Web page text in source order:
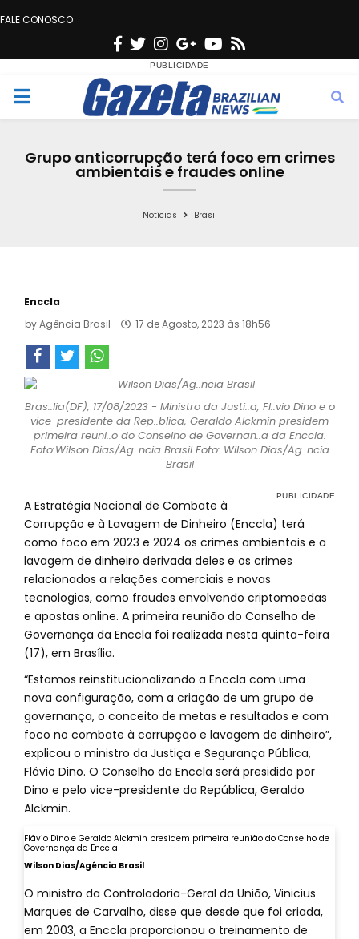
FALE CONOSCO
F
c
e
o
T
w
i
t
e
n
s
t
g
r
a
G
o
o
g
e
Y
u
t
b
s
M
Grupo anticorrupção terá foco em crimes
ambientais e fraudes online
Notícias Brasil
Enccla
byAgência Brasil 17 de Agosto, 2023 às 18h56
Bras..lia(DF), 17/08/2023 - Ministro da Justi..a, Fl..vio Dino e o
vice-presidente da Rep..blica, Geraldo Alckmin presidem
primeira reuni..o do Conselho de Governan..a da Enccla.
Foto:Wilson Dias/Ag..ncia Brasil Foto: Wilson Dias/Ag..ncia
Brasil
A Estratégia Nacional de Combate à
Corrupção e à Lavagem de Dinheiro (Enccla) terá
como foco em 2023 e 2024 os crimes ambientais e a
lavagem de dinheiro derivada deles e os crimes
relacionados a relações comerciais e novas
tecnologias, como fraudes envolvendo criptomoedas
e apostas online. A primeira reunião do Conselho de
Governança da Enccla foi realizada nesta quinta-feira
(17), em Brasília.
“Estamos reinstitucionalizando a Enccla com uma
nova configuração, com a criação de um grupo de
governança, o conceito de metas e resultados e com
foco no combate à corrupção e lavagem de dinheiro”,
explicou o ministro da Justiça e Segurança Pública,
Flávio Dino. O Conselho da Enccla será presidido por
Dino e pelo vice-presidente da República, Geraldo
Alckmin.
Flávio Dino e Geraldo Alckmin presidem primeira reunião do Conselho de
Governança da Enccla -
Wilson Dias/Agência Brasil
O ministro da Controladoria-Geral da União, Vinicius
Marques de Carvalho, disse que desde que foi criada,
em 2003, a Enccla proporcionou o treinamento de